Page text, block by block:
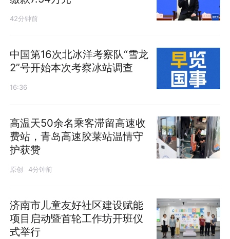
42分钟前
中国第16次北冰洋考察队“雪龙
2”号开始本次考察冰站调查
16:36
高温天50余名乘客滞留高速收
费站，青岛高速胶莱站温情守
护获赞
原创 4分钟前
济南市儿童友好社区建设赋能
项目启动暨首轮工作坊开班仪
式举行